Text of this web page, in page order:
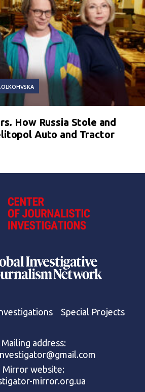
OLKOHVSKA
How Russia Stole and
Auto and Tractor
Special Projects
Mailing address:
Mirror website:
mirror.org.ua